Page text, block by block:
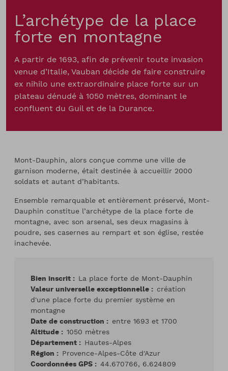
L’archétype de la place
forte en montagne
A partir de 1693, afin de prévenir toute invasion
venue d’Italie, Vauban décide de faire construire
ex nihilo une extraordinaire place forte sur un
plateau dénudé à 1050 mètres, dominant le
confluent du Guil et de la Durance.
Mont-Dauphin, alors conçue comme une ville de
garnison moderne, était destinée à accueillir 2000
soldats et autant d’habitants.
Ensemble remarquable et entièrement préservé, Mont-
Dauphin constitue l’archétype de la place forte de
montagne, avec son arsenal, ses deux magasins à
poudre, ses casernes au rempart et son église, restée
inachevée.
Bien inscrit
La place forte de Mont-Dauphin
Valeur universelle exceptionnelle
création
d'une place forte du premier système en
montagne
Date de construction
entre 1693 et 1700
Altitude
1050 mètres
Département
Hautes-Alpes
Région
Provence-Alpes-Côte d'Azur
Coordonnées GPS
44.670766, 6.624809